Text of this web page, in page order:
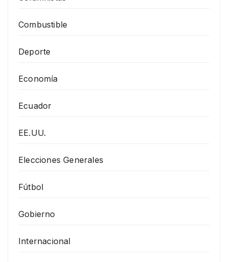
Combustible
Deporte
Economía
Ecuador
EE.UU.
Elecciones Generales
Fútbol
Gobierno
Internacional